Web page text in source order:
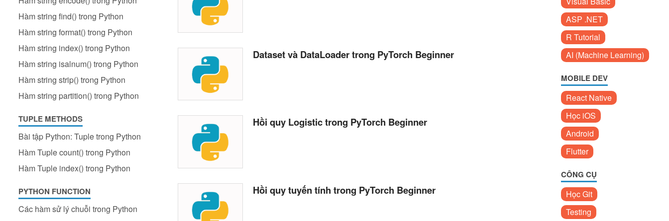
Hàm string find() trong Python
Hàm string format() trong Python
Hàm string index() trong Python
Hàm string isalnum() trong Python
Hàm string strip() trong Python
Hàm string partition() trong Python
TUPLE METHODS
Bài tập Python: Tuple trong Python
Hàm Tuple count() trong Python
Hàm Tuple index() trong Python
PYTHON FUNCTION
Các hàm sử lý chuỗi trong Python
Dataset và DataLoader trong PyTorch Beginner
Hồi quy Logistic trong PyTorch Beginner
Hồi quy tuyến tính trong PyTorch Beginner
ASP .NET
R Tutorial
AI (Machine Learning)
MOBILE DEV
React Native
Học iOS
Android
Flutter
CÔNG CỤ
Học Git
Testing